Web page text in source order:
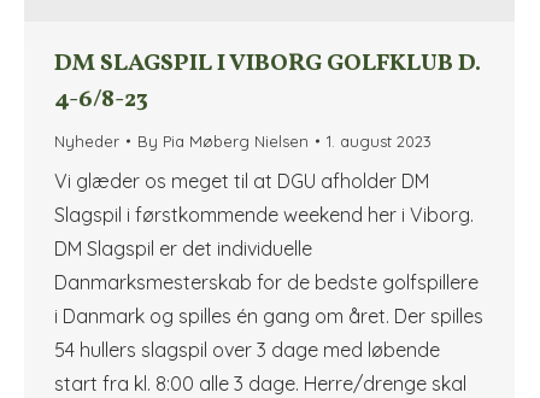
DM SLAGSPIL I VIBORG GOLFKLUB D.
4-6/8-23
Nyheder By Pia Møberg Nielsen 1. august 2023
Vi glæder os meget til at DGU afholder DM
Slagspil i førstkommende weekend her i Viborg.
DM Slagspil er det individuelle
Danmarksmesterskab for de bedste golfspillere
i Danmark og spilles én gang om året. Der spilles
54 hullers slagspil over 3 dage med løbende
start fra kl. 8:00 alle 3 dage. Herre/drenge skal